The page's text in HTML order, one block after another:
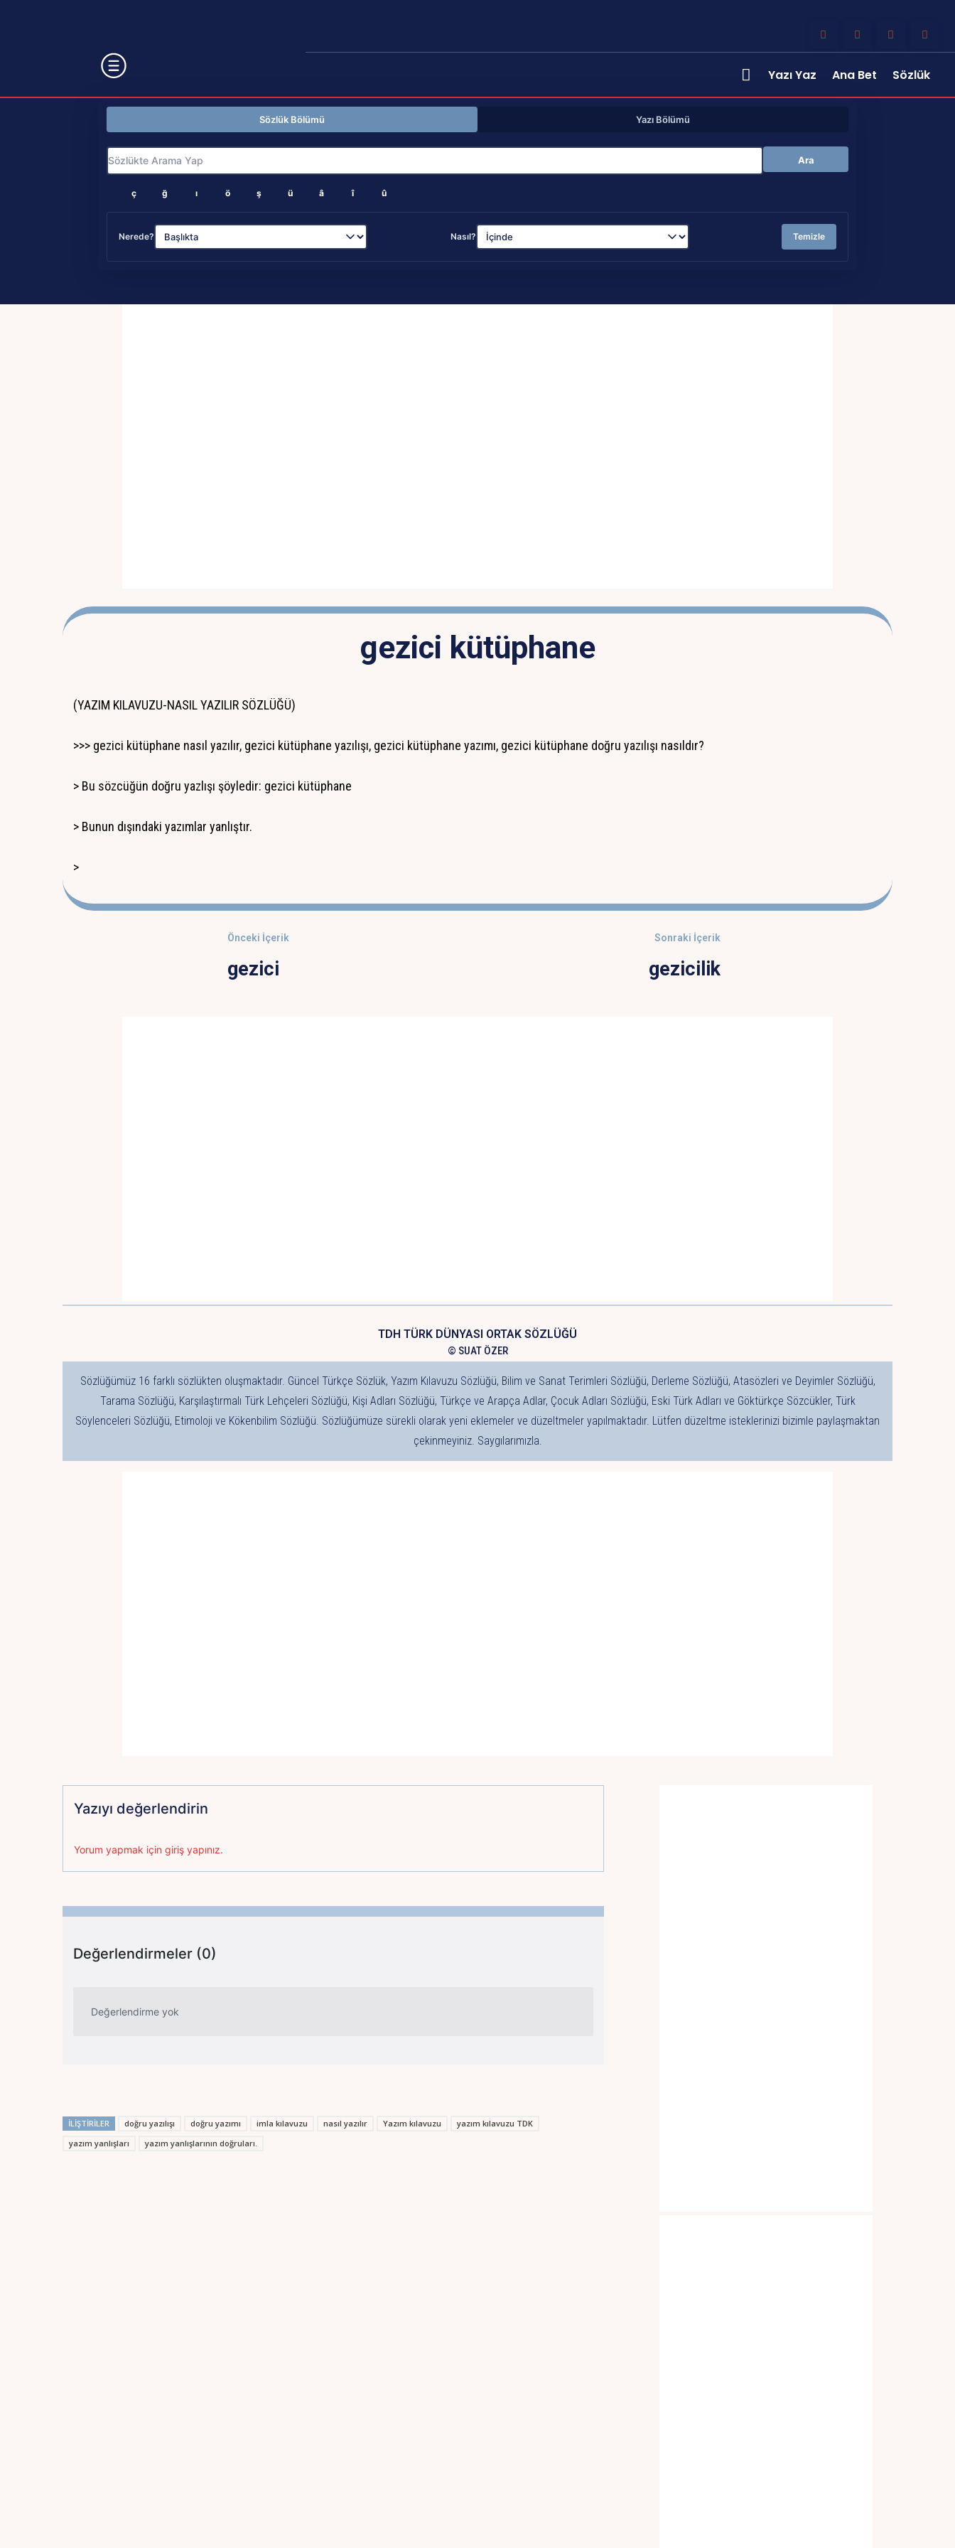
Yazı Yaz Ana Bet Sözlük
Sözlük Bölümü Yazı Bölümü
Ara
ç ğ ı ö ş ü â î û
Nerede? Nasıl? Temizle
gezici kütüphane
(YAZIM KILAVUZU-NASIL YAZILIR SÖZLÜĞÜ)
>>> gezici kütüphane nasıl yazılır, gezici kütüphane yazılışı, gezici kütüphane yazımı, gezici kütüphane doğru yazılışı nasıldır?
> Bu sözcüğün doğru yazlışı şöyledir: gezici kütüphane
> Bunun dışındaki yazımlar yanlıştır.
>
Önceki İçerik
gezici
Sonraki İçerik
gezicilik
TDH TÜRK DÜNYASI ORTAK SÖZLÜĞÜ
© SUAT ÖZER
Sözlüğümüz 16 farklı sözlükten oluşmaktadır. Güncel Türkçe Sözlük, Yazım Kılavuzu Sözlüğü, Bilim ve Sanat Terimleri Sözlüğü, Derleme Sözlüğü, Atasözleri ve Deyimler Sözlüğü,
Tarama Sözlüğü, Karşılaştırmalı Türk Lehçeleri Sözlüğü, Kişi Adları Sözlüğü, Türkçe ve Arapça Adlar, Çocuk Adları Sözlüğü, Eski Türk Adları ve Göktürkçe Sözcükler, Türk
Söylenceleri Sözlüğü, Etimoloji ve Kökenbilim Sözlüğü. Sözlüğümüze sürekli olarak yeni eklemeler ve düzeltmeler yapılmaktadır. Lütfen düzeltme isteklerinizi bizimle paylaşmaktan
çekinmeyiniz. Saygılarımızla.
Yazıyı değerlendirin
Yorum yapmak için giriş yapınız.
Değerlendirmeler (0)
Değerlendirme yok
İLIŞTIRILER doğru yazılışı doğru yazımı imla kılavuzu nasıl yazılır Yazım kılavuzu
yazım kılavuzu TDK
yazım yanlışları
yazım yanlışlarının doğruları.